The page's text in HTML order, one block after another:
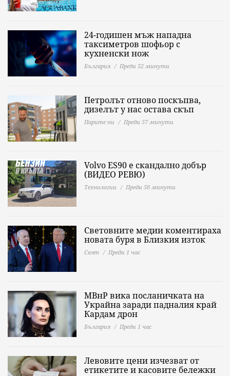
24-годишен мъж нападна
таксиметров шофьор с
кухненски нож
България Преди 52 минути
Петролът отново поскъпва,
дизелът у нас остава скъп
Парите ни Преди 57 минути
Volvo ES90 е скандално добър
(ВИДЕО РЕВЮ)
Технологии Преди 58 минути
Световните медии коментираха
новата буря в Близкия изток
Свят Преди 1 час
МВнР вика посланичката на
Украйна заради падналия край
Кардам дрон
България Преди 1 час
Левовите цени изчезват от
етикетите и касовите бележки